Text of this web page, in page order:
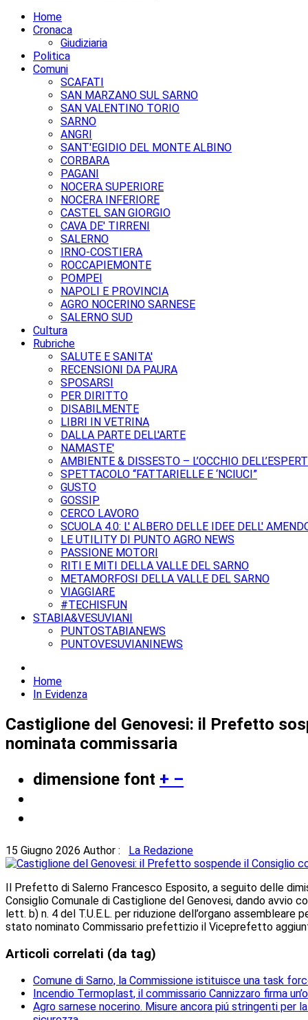
Home
Cronaca
Giudiziaria
Politica
Comuni
SCAFATI
SAN MARZANO SUL SARNO
SAN VALENTINO TORIO
SARNO
ANGRI
SANT'EGIDIO DEL MONTE ALBINO
CORBARA
PAGANI
NOCERA SUPERIORE
NOCERA INFERIORE
CASTEL SAN GIORGIO
CAVA DE' TIRRENI
SALERNO
IRNO-COSTIERA
ROCCAPIEMONTE
POMPEI
NAPOLI E PROVINCIA
AGRO NOCERINO SARNESE
SALERNO SUD
Cultura
Rubriche
SALUTE E SANITA'
RECENSIONI DA PAURA
SPOSARSI
PER DIRITTO
DISABILMENTE
LIBRI IN VETRINA
DALLA PARTE DELL'ARTE
NAMASTE'
AMBIENTE & DISSESTO – L’OCCHIO
SPETTACOLO “FATTARIELLE E ‘NCIUCI”
GUSTO
GOSSIP
CERCO LAVORO
SCUOLA 4.0: L' ALBERO DELLE IDEE DELL'
LE UTILITY DI PUNTO AGRO NEWS
PASSIONE MOTORI
RITI E MITI DELLA VALLE DEL SARNO
METAMORFOSI DELLA VALLE DEL SARNO
VIAGGIARE
#TECHISFUN
STABIA&VESUVIANI
PUNTOSTABIANEWS
PUNTOVESUVIANINEWS
Home
In Evidenza
Castiglione del Genovesi: il Prefetto
nominata commissaria
dimensione font + –
15 Giugno 2026 Author : La Redazione
Il Prefetto di Salerno Francesco Esposito, a seguito delle
Consiglio Comunale di Castiglione del Genovesi, dando
lett. b) n. 4 del T.U.E.L. per riduzione dell’organo
stato nominato Commissario prefettizio il Viceprefetto
Articoli correlati (da tag)
Comune di Sarno, la Commissione istituisce una task
Incendio Termoplast, il commissario Cannizzaro firma
Agro sarnese nocerino. Misure ancora piú stringenti